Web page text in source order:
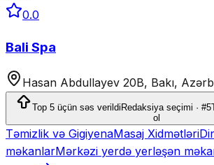
0.0
Bali Spa
Hasan Abdullayev 20B, Bakı,
Top 5 üçün səs verildi Redaksiya seçimi · #5
ol
Təmizlik və GigiyenaMasaj Xidmətləri
məkanlarMərkəzi yerdə yerləşən